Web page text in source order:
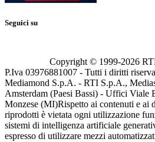
Seguici su
Copyright © 1999-2026
P.Iva 03976881007 - Tutti i diritti
Mediamond S.p.A. - RTI S.p.A.,
Amsterdam (Paesi Bassi) - Uffici Viale
Monzese (MI)Rispetto ai contenuti e ai
riprodotti è vietata ogni utilizzazione
sistemi di intelligenza artificiale
espresso di utilizzare mezzi